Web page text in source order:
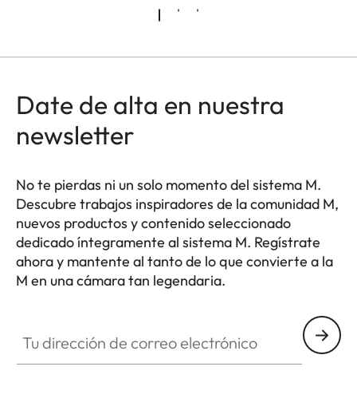
Date de alta en nuestra
newsletter
No te pierdas ni un solo momento del sistema M.
Descubre trabajos inspiradores de la comunidad M,
nuevos productos y contenido seleccionado
dedicado íntegramente al sistema M. Regístrate
ahora y mantente al tanto de lo que convierte a la
M en una cámara tan legendaria.